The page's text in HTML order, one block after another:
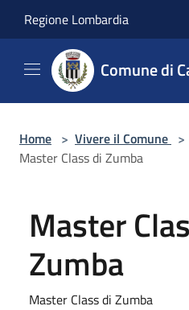
Regione Lombardia
Comune di
Home > Vivere il Comune >
Master Class di Zumba
Master
Zumba
Master Class di Zumba